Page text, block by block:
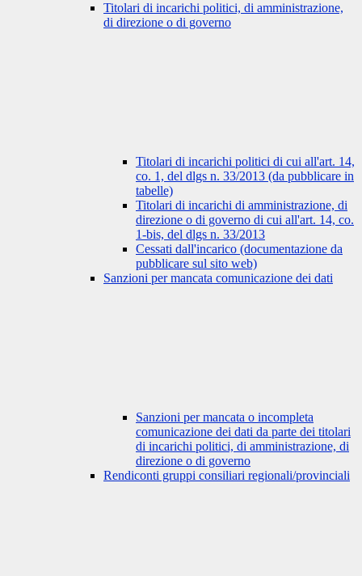
Titolari di incarichi politici, di amministrazione,
di direzione o di governo
Titolari di incarichi politici di cui all'art. 14,
co. 1, del dlgs n. 33/2013 (da pubblicare in
tabelle)
Titolari di incarichi di amministrazione, di
direzione o di governo di cui all'art. 14, co.
1-bis, del dlgs n. 33/2013
Cessati dall'incarico (documentazione da
pubblicare sul sito web)
Sanzioni per mancata comunicazione dei dati
Sanzioni per mancata o incompleta
comunicazione dei dati da parte dei titolari
di incarichi politici, di amministrazione, di
direzione o di governo
Rendiconti gruppi consiliari regionali/provinciali